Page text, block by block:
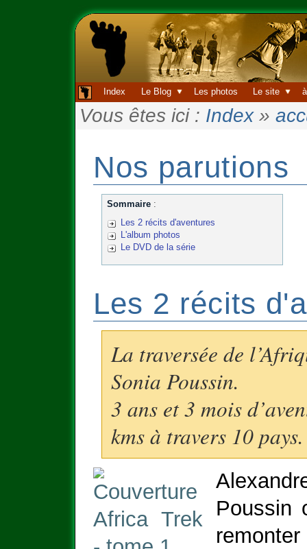
Index Le Blog Les photos Le site
Vous êtes ici : Index»
Nos parutions
Sommaire:
Les 2 récits d'aventures
L'album photos
Le DVD de la série
Les 2 récits
La traversée de
Sonia Poussin.
3 ans et 3 mois
kms à travers 10 pays.
Poussin